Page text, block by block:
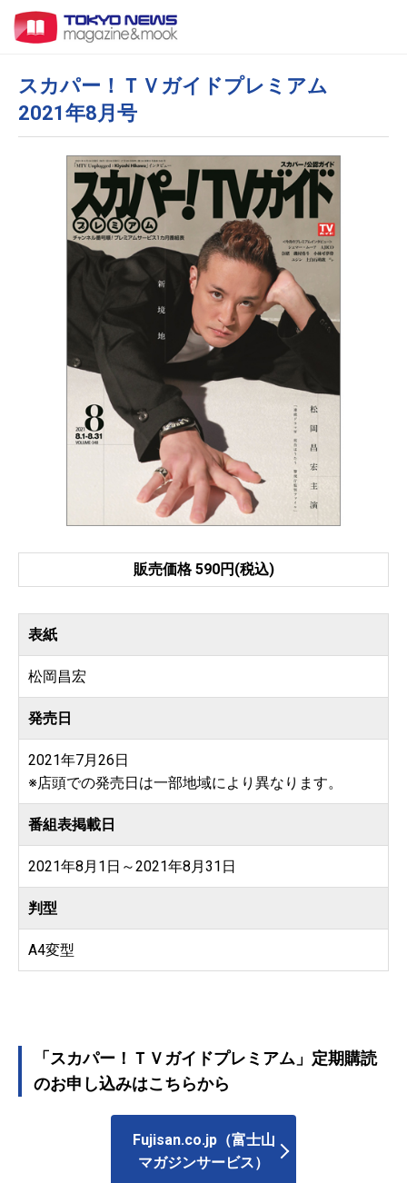
スカパー！ＴＶガイドプレミアム
2021年8月号
販売価格 590円(税込)
表紙
松岡昌宏
発売日
2021年7月26日
※店頭での発売日は一部地域により異なります。
番組表掲載日
2021年8月1日～2021年8月31日
判型
A4変型
「スカパー！ＴＶガイドプレミアム」定期購読
のお申し込みはこちらから
Fujisan.co.jp（富士山
マガジンサービス）